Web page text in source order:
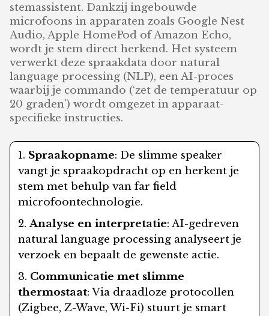
stemassistent. Dankzij ingebouwde
microfoons in apparaten zoals Google Nest
Audio, Apple HomePod of Amazon Echo,
wordt je stem direct herkend. Het systeem
verwerkt deze spraakdata door natural
language processing (NLP), een AI-proces
waarbij je commando (‘zet de temperatuur op
20 graden’) wordt omgezet in apparaat-
specifieke instructies.
Spraakopname: De slimme speaker
vangt je spraakopdracht op en herkent je
stem met behulp van far field
microfoontechnologie.
Analyse en interpretatie: AI-gedreven
natural language processing analyseert je
verzoek en bepaalt de gewenste actie.
Communicatie met slimme
thermostaat: Via draadloze protocollen
(Zigbee, Z-Wave, Wi-Fi) stuurt je smart